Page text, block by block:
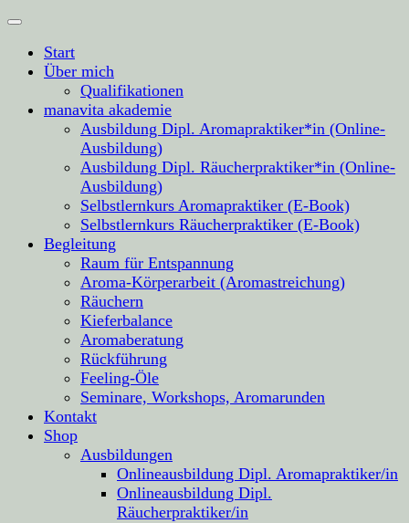
Start
Über mich
Qualifikationen
manavita akademie
Ausbildung Dipl. Aromapraktiker*in (Online-
Ausbildung)
Ausbildung Dipl. Räucherpraktiker*in (Online-
Ausbildung)
Selbstlernkurs Aromapraktiker (E-Book)
Selbstlernkurs Räucherpraktiker (E-Book)
Begleitung
Raum für Entspannung
Aroma-Körperarbeit (Aromastreichung)
Räuchern
Kieferbalance
Aromaberatung
Rückführung
Feeling-Öle
Seminare, Workshops, Aromarunden
Kontakt
Shop
Ausbildungen
Onlineausbildung Dipl. Aromapraktiker/in
Onlineausbildung Dipl.
Räucherpraktiker/in